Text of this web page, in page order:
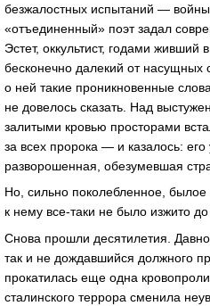
безжалостных испытаний —
«отъединенный» поэт задал
Эстет, оккультист, годами живший
бесконечно далекий от насущных
о ней такие проникновенные
не довелось сказать. Над
залитыми кровью просторами
за всех пророка — и казалось: его
разворошенная, обезумевшая
Но, сильно поколебленное,
к нему все-таки не было изжито до
Снова прошли десятилетия.
так и не дождавшийся должного
прокатилась еще одна
сталинского террора сменила